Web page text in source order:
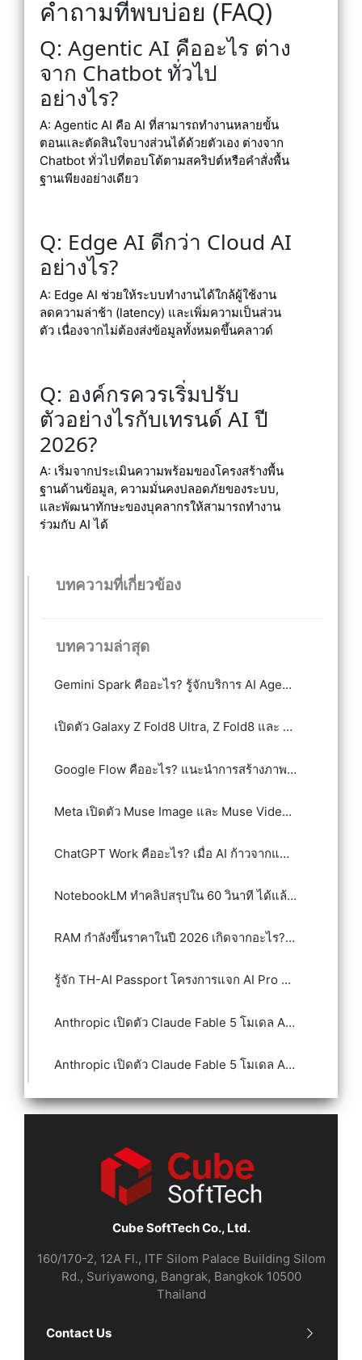
คำถามที่พบบ่อย (FAQ)
Q: Agentic AI คืออะไร ต่าง
จาก Chatbot ทั่วไป
อย่างไร?
A: Agentic AI คือ AI ที่สามารถทำงานหลายขั้น
ตอนและตัดสินใจบางส่วนได้ด้วยตัวเอง ต่างจาก
Chatbot ทั่วไปที่ตอบโต้ตามสคริปต์หรือคำสั่งพื้น
ฐานเพียงอย่างเดียว
Q: Edge AI ดีกว่า Cloud AI
อย่างไร?
A: Edge AI ช่วยให้ระบบทำงานได้ใกล้ผู้ใช้งาน
ลดความล่าช้า (latency) และเพิ่มความเป็นส่วน
ตัว เนื่องจากไม่ต้องส่งข้อมูลทั้งหมดขึ้นคลาวด์
Q: องค์กรควรเริ่มปรับ
ตัวอย่างไรกับเทรนด์ AI ปี
2026?
A: เริ่มจากประเมินความพร้อมของโครงสร้างพื้น
ฐานด้านข้อมูล, ความมั่นคงปลอดภัยของระบบ,
และพัฒนาทักษะของบุคลากรให้สามารถทำงาน
ร่วมกับ AI ได้
บทความที่เกี่ยวข้อง
บทความล่าสุด
Gemini Spark คืออะไร? รู้จักบริการ AI Agent จาก Google
เปิดตัว Galaxy Z Fold8 Ultra, Z Fold8 และ Z Flip8: เมื่อสมาร์ตโฟนจอพับไม่ได้มีคำตอบเพียงรูปแบบเดียว
Google Flow คืออะไร? แนะนำการสร้างภาพและวิดีโอ AI ระดับมืออาชีพได้จากข้อความ
Meta เปิดตัว Muse Image และ Muse Video พลิกโฉม AI สร้างภาพและวิดีโอด้วย Agentic AI
ChatGPT Work คืออะไร? เมื่อ AI ก้าวจากแชตบอตสู่เพื่อนร่วมงาน
NotebookLM ทำคลิปสรุปใน 60 วินาที ได้แล้ว! รู้จัก Video Overviews ฟีเจอร์ใหม่จาก Google
RAM กำลังขึ้นราคาในปี 2026 เกิดจากอะไร? และจะส่งผลกระทบต่อผู้บริโภคและธุรกิจอย่างไร
รู้จัก TH-AI Passport โครงการแจก AI Pro ฟรี 5 ล้านสิทธิ์ จุดเปลี่ยนหรือกระแส?
Anthropic เปิดตัว Claude Fable 5 โมเดล AI ระดับ Mythos-class
Anthropic เปิดตัว Claude Fable 5 โมเดล AI ระดับ Mythos-class
Cube SoftTech Co., Ltd.
160/170-2, 12A Fl., ITF Silom Palace Building Silom
Rd., Suriyawong, Bangrak, Bangkok 10500
Thailand
Contact Us